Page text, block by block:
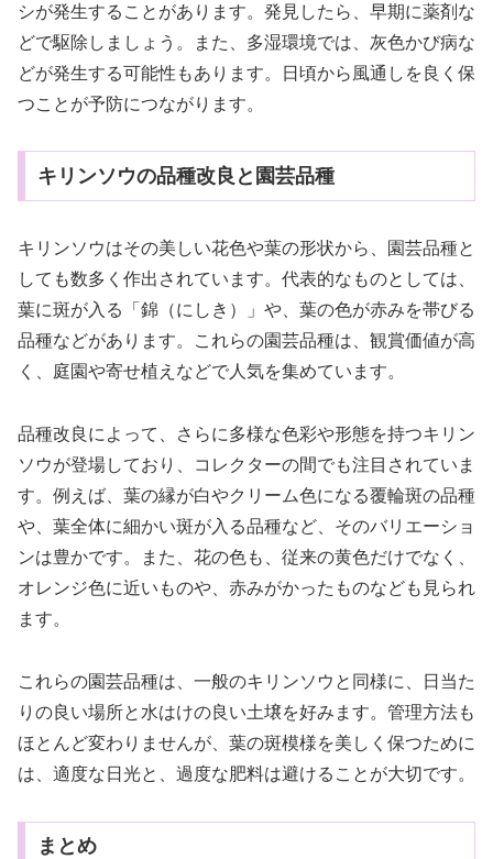
シが発生することがあります。発見したら、早期に薬剤な
どで駆除しましょう。また、多湿環境では、灰色かび病な
どが発生する可能性もあります。日頃から風通しを良く保
つことが予防につながります。
キリンソウの品種改良と園芸品種
キリンソウはその美しい花色や葉の形状から、園芸品種と
しても数多く作出されています。代表的なものとしては、
葉に斑が入る「錦（にしき）」や、葉の色が赤みを帯びる
品種などがあります。これらの園芸品種は、観賞価値が高
く、庭園や寄せ植えなどで人気を集めています。
品種改良によって、さらに多様な色彩や形態を持つキリン
ソウが登場しており、コレクターの間でも注目されていま
す。例えば、葉の縁が白やクリーム色になる覆輪斑の品種
や、葉全体に細かい斑が入る品種など、そのバリエーショ
ンは豊かです。また、花の色も、従来の黄色だけでなく、
オレンジ色に近いものや、赤みがかったものなども見られ
ます。
これらの園芸品種は、一般のキリンソウと同様に、日当た
りの良い場所と水はけの良い土壌を好みます。管理方法も
ほとんど変わりませんが、葉の斑模様を美しく保つために
は、適度な日光と、過度な肥料は避けることが大切です。
まとめ